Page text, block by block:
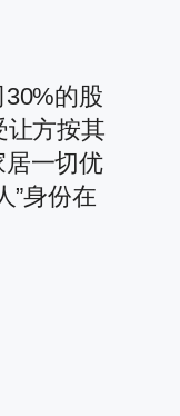
的股
让方按其
一切优
”身份在